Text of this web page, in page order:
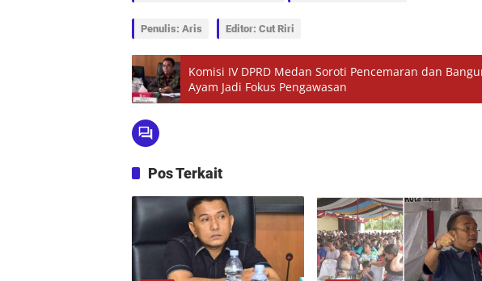
Penulis: Aris Editor: Cut Riri
Komisi IV DPRD Medan Soroti Pencemaran dan
Ayam Jadi Fokus Pengawasan
Pos Terkait